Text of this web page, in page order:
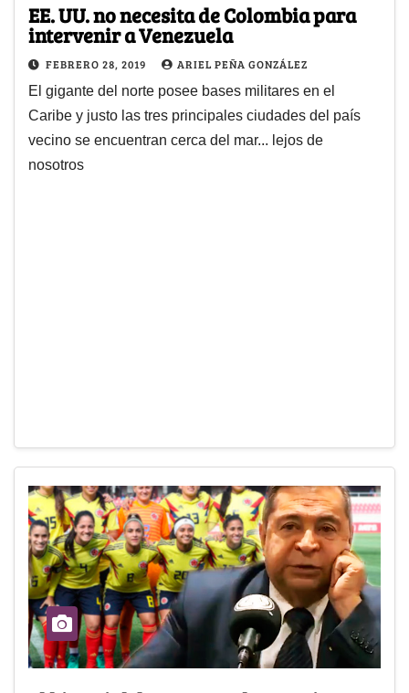
EE. UU. no necesita de Colombia para
intervenir a Venezuela
FEBRERO 28, 2019 ARIEL PEÑA GONZÁLEZ
El gigante del norte posee bases militares en el
Caribe y justo las tres principales ciudades del país
vecino se encuentran cerca del mar... lejos de
nosotros